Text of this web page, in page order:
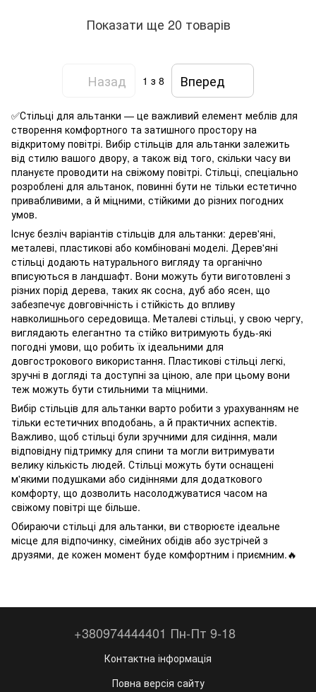
Показати ще 20 товарів
Назад 1 з 8 Вперед
✅Стільці для альтанки — це важливий елемент меблів для
створення комфортного та затишного простору на
відкритому повітрі. Вибір стільців для альтанки залежить
від стилю вашого двору, а також від того, скільки часу ви
плануєте проводити на свіжому повітрі. Стільці, спеціально
розроблені для альтанок, повинні бути не тільки естетично
привабливими, а й міцними, стійкими до різних погодних
умов.
Існує безліч варіантів стільців для альтанки: дерев'яні,
металеві, пластикові або комбіновані моделі. Дерев'яні
стільці додають натурального вигляду та органічно
вписуються в ландшафт. Вони можуть бути виготовлені з
різних порід дерева, таких як сосна, дуб або ясен, що
забезпечує довговічність і стійкість до впливу
навколишнього середовища. Металеві стільці, у свою чергу,
виглядають елегантно та стійко витримують будь-які
погодні умови, що робить їх ідеальними для
довгострокового використання. Пластикові стільці легкі,
зручні в догляді та доступні за ціною, але при цьому вони
теж можуть бути стильними та міцними.
Вибір стільців для альтанки варто робити з урахуванням не
тільки естетичних вподобань, а й практичних аспектів.
Важливо, щоб стільці були зручними для сидіння, мали
відповідну підтримку для спини та могли витримувати
велику кількість людей. Стільці можуть бути оснащені
м'якими подушками або сидіннями для додаткового
комфорту, що дозволить насолоджуватися часом на
свіжому повітрі ще більше.
Обираючи стільці для альтанки, ви створюєте ідеальне
місце для відпочинку, сімейних обідів або зустрічей з
друзями, де кожен момент буде комфортним і приємним.🔥
+380974444401 Пн-Пт 9-18
Контактна інформація
Повна версія сайту